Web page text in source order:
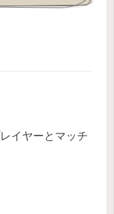
イヤーとマッチ